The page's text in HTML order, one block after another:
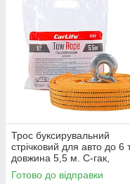
Трос буксирувальний
стрічковий для авто до 6
довжина 5,5 м. С-гак,
оранжевий CarLife
Готово до відправки